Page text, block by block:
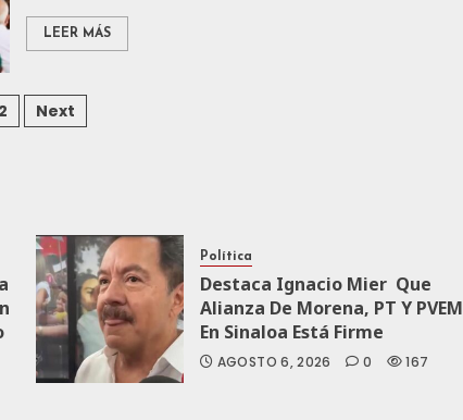
LEER MÁS
2 Next
Política
Destaca Ignacio Mier Que
Alianza De Morena, PT Y PVEM
En Sinaloa Está Firme
AGOSTO 6, 2026 0 167